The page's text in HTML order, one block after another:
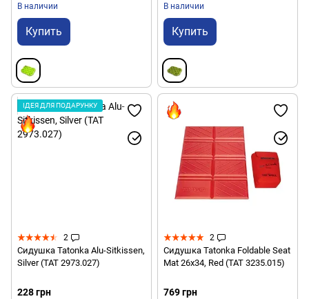
В наличии
Купить
В наличии
Купить
ІДЕЯ ДЛЯ ПОДАРУНКУ
2
Сидушка Tatonka Alu-Sitkissen,
Silver (TAT 2973.027)
228 грн
2
Сидушка Tatonka Foldable Seat
Mat 26x34, Red (TAT 3235.015)
769 грн